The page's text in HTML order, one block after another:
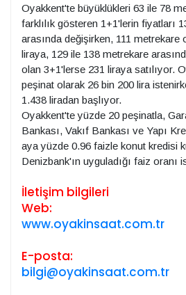
Oyakkent'te büyüklükleri 63 ile 78
farklılık gösteren 1+1'lerin fiyatları
arasında değişirken, 111 metrekare
liraya, 129 ile 138 metrekare
olan 3+1'lerse 231 liraya satılıyor.
peşinat olarak 26 bin 200 lira
1.438 liradan başlıyor.
Oyakkent'te yüzde 20 peşinatla,
Bankası, Vakıf Bankası ve Yapı
aya yüzde 0.96 faizle konut kredisi
Denizbank'ın uyguladığı faiz oranı
İletişim bilgileri
Web:
www.oyakinsaat.com.tr
E-posta:
bilgi@oyakinsaat.com.tr